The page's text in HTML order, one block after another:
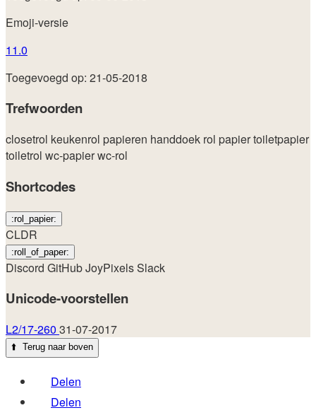
Emoji-versie
11.0
Toegevoegd op: 21-05-2018
Trefwoorden
closetrol keukenrol papieren handdoek rol papiertoiletpapier
toiletrol wc-papierwc-rol
Shortcodes
:rol_papier:
CLDR
:roll_of_paper:
Discord GitHubJoyPixelsSlack
Unicode-voorstellen
L2/17-260 31-07-2017
⬆️ Terug naar boven
Delen
Delen